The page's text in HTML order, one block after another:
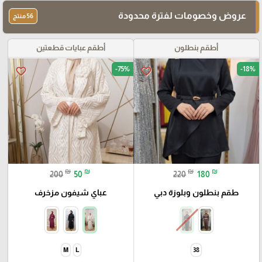
عروض وخصومات لفترة محدودة 56 منتج
أطقم بنطلون
favorite_border -18%
220 ₪ 180 ₪
طقم بنطلون وبلوزة دبي
38
أطقم عبايات قطعتين
favorite_border -75%
200 ₪ 50 ₪
عباي شيفون مزخرف
L
M